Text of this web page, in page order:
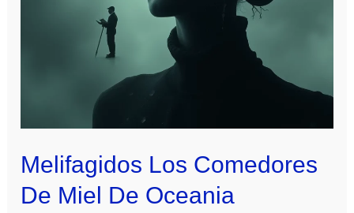
Melifagidos Los Comedores
De Miel De Oceania